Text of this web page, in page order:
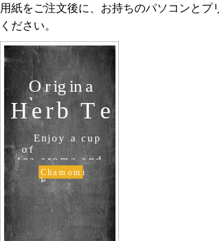
用紙をご注文後に、お持ちのパソコンとプ
ください。